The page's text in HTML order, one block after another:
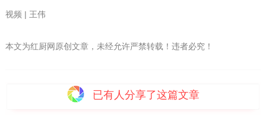
视频 | 王伟
本文为红厨网原创文章，未经允许严禁转载！违者必究！
已有 人分享了这篇文章